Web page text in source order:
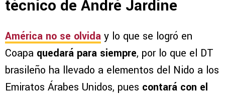
técnico de André Jardine
América no se olvida y lo que se logró en
Coapa quedará para siempre, por lo que el DT
brasileño ha llevado a elementos del Nido a los
Emiratos Árabes Unidos, pues contará con el